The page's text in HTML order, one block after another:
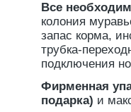
Все
колония
запас корма,
трубка-
подключения
Фирменная
подарка) и